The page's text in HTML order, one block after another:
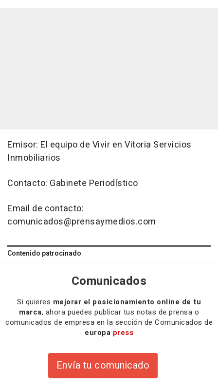
Emisor: El equipo de Vivir en Vitoria Servicios
Inmobiliarios
Contacto: Gabinete Periodístico
Email de contacto:
comunicados@prensaymedios.com
Contenido patrocinado
Comunicados
Si quieres mejorar el posicionamiento online de tu
marca, ahora puedes publicar tus notas de prensa o
comunicados de empresa en la sección de Comunicados de
europa press
Envía tu comunicado